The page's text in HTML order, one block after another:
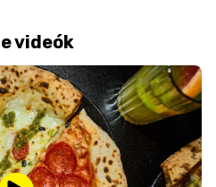
videók